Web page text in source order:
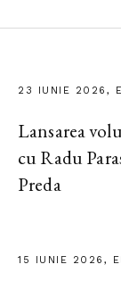
23 IUNIE 2026,
Lansarea
cu Radu
Preda
15 IUNIE 2026,